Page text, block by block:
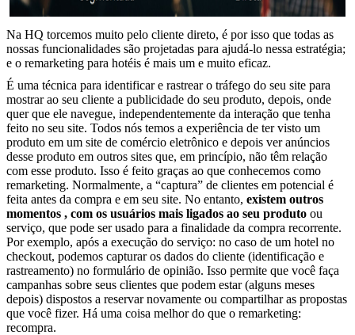
Na HQ torcemos muito pelo cliente direto, é por isso que todas as
nossas funcionalidades são projetadas para ajudá-lo nessa estratégia;
e o remarketing para hotéis é mais um e muito eficaz.
É uma técnica para identificar e rastrear o tráfego do seu site para
mostrar ao seu cliente a publicidade do seu produto, depois, onde
quer que ele navegue, independentemente da interação que tenha
feito no seu site. Todos nós temos a experiência de ter visto um
produto em um site de comércio eletrônico e depois ver anúncios
desse produto em outros sites que, em princípio, não têm relação
com esse produto. Isso é feito graças ao que conhecemos como
remarketing. Normalmente, a “captura” de clientes em potencial é
feita antes da compra e em seu site. No entanto, existem outros
momentos , com os usuários mais ligados ao seu produto ou
serviço, que pode ser usado para a finalidade da compra recorrente.
Por exemplo, após a execução do serviço: no caso de um hotel no
checkout, podemos capturar os dados do cliente (identificação e
rastreamento) no formulário de opinião. Isso permite que você faça
campanhas sobre seus clientes que podem estar (alguns meses
depois) dispostos a reservar novamente ou compartilhar as propostas
que você fizer. Há uma coisa melhor do que o remarketing:
recompra.